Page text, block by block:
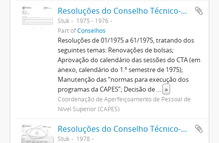
Resoluções do Conselho Técnico-Administrativo (1974-1982)
Stuk
1975 - 1976
Part ofConselhos
Resoluções de 01/1975 a 61/1975, tratando dos
seguintes temas: Renovações de bolsas;
Aprovação do calendário das sessões do CTA (em
anexo, calendário do 1.º semestre de 1975);
Manutenção das “normas para execução dos
programas da CAPES”; Decisão de ... »
Coordenação de Aperfeiçoamento de Pessoal de
Nível Superior (CAPES)
Resoluções do Conselho Técnico-Administrativo (1974-1982)
Stuk
1978